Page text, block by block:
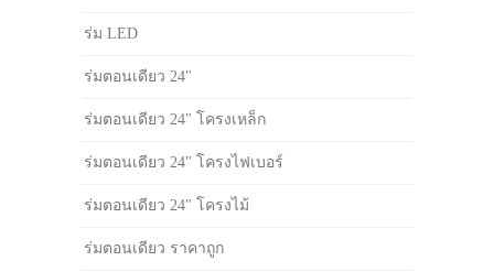
ร่ม LED
ร่มตอนเดียว 24"
ร่มตอนเดียว 24" โครงเหล็ก
ร่มตอนเดียว 24" โครงไฟเบอร์
ร่มตอนเดียว 24" โครงไม้
ร่มตอนเดียว ราคาถูก